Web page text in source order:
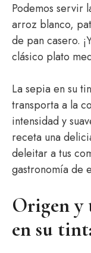
Podemos servir
arroz blanco,
de pan casero.
clásico plato
La sepia en su
transporta a la
intensidad y
receta una
deleitar a tus
gastronomía de
Origen y
en su